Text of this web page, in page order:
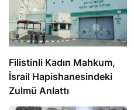
Filistinli Kadın Mahkum,
İsrail Hapishanesindeki
Zulmü Anlattı